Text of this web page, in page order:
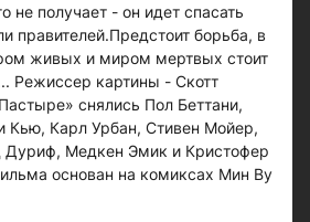
не получает - он идет спасать
правителей.Предстоит борьба, в
живых и миром мертвых стоит
Режиссер картины - Скотт
снялись Пол Беттани,
Кью, Карл Урбан, Стивен Мойер,
Дуриф, Медкен Эмик и Кристофер
основан на комиксах Мин Ву